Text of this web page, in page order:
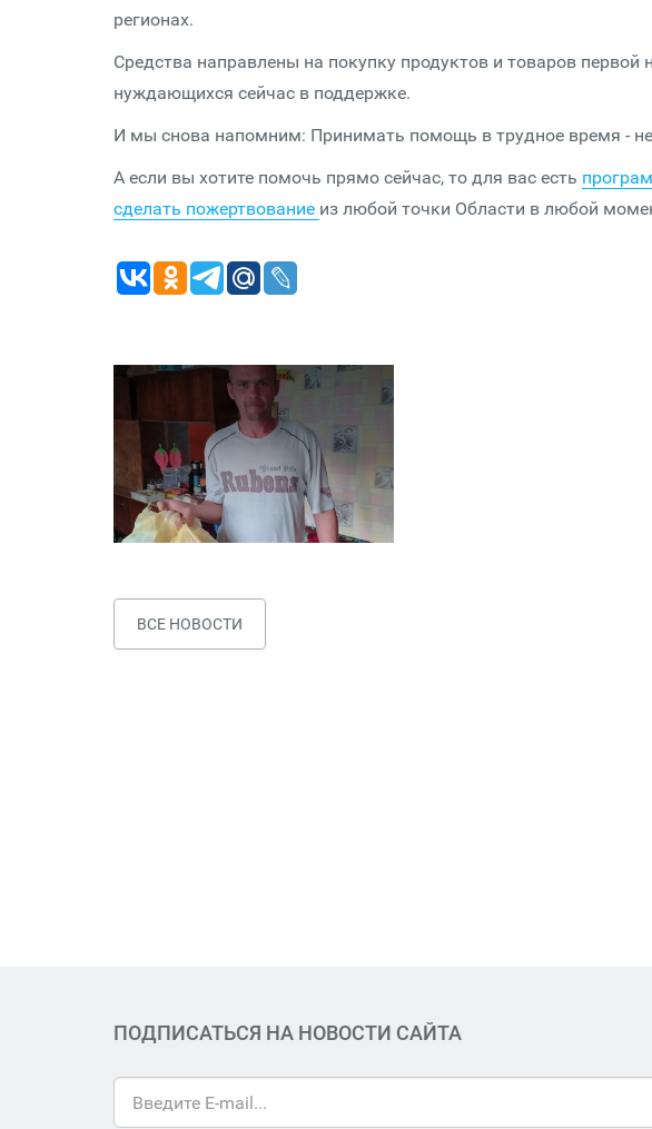
регионах.
Средства направлены на покупку продуктов и товаров
нуждающихся сейчас в поддержке.
И мы снова напомним: Принимать помощь в трудное время -
А если вы хотите помочь прямо сейчас, то для вас есть
сделать пожертвование из любой точки Области в любой
ВСЕ НОВОСТИ
ПОДПИСАТЬСЯ НА НОВОСТИ САЙТА